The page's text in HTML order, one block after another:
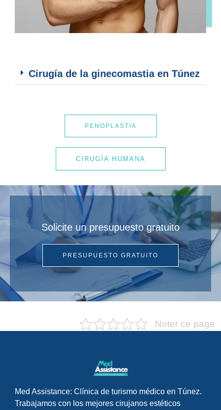
Cirugía de la ginecomastia en Túnez
PENOPLASTIA
CIRUGÍA HUMANA
Solicite un presupuesto gratuito
PRESUPUESTO GRATUITO
Noter ce page
Med Assistance: Clínica de turismo médico en Túnez.
Trabajamos con los mejores cirujanos estéticos